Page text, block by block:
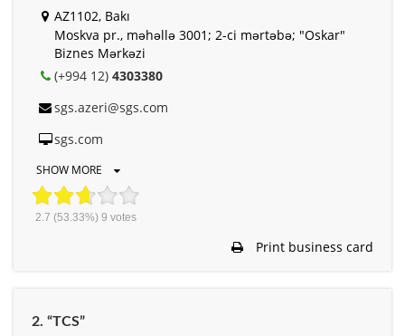
AZ1102, Bakı
Moskva pr., məhəllə 3001; 2-ci mərtəbə; "Oskar"
Biznes Mərkəzi
(+994 12) 4303380
sgs.azeri@sgs.com
sgs.com
SHOW MORE
2.7 (53.33%) 9 votes
Print business card
2. “TCS”